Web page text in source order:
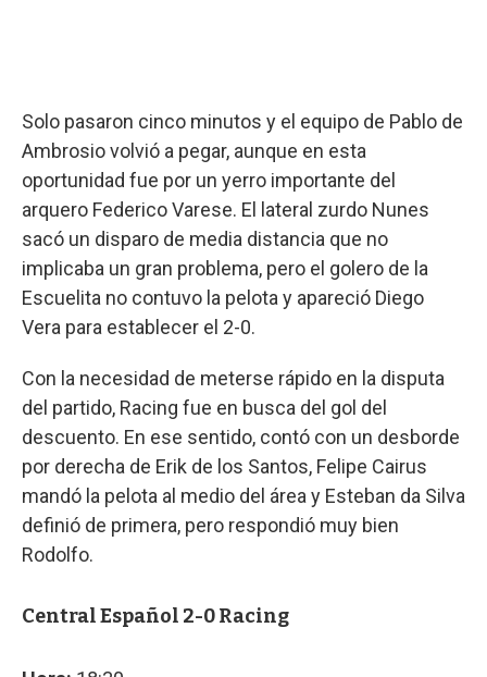
Solo pasaron cinco minutos y el equipo de Pablo de
Ambrosio volvió a pegar, aunque en esta
oportunidad fue por un yerro importante del
arquero Federico Varese. El lateral zurdo Nunes
sacó un disparo de media distancia que no
implicaba un gran problema, pero el golero de la
Escuelita no contuvo la pelota y apareció Diego
Vera para establecer el 2-0.
Con la necesidad de meterse rápido en la disputa
del partido, Racing fue en busca del gol del
descuento. En ese sentido, contó con un desborde
por derecha de Erik de los Santos, Felipe Cairus
mandó la pelota al medio del área y Esteban da Silva
definió de primera, pero respondió muy bien
Rodolfo.
Central Español 2-0 Racing